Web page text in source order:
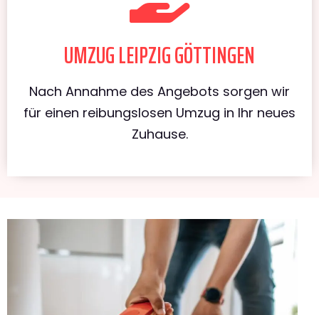
UMZUG LEIPZIG GÖTTINGEN
Nach Annahme des Angebots sorgen wir
für einen reibungslosen Umzug in Ihr neues
Zuhause.